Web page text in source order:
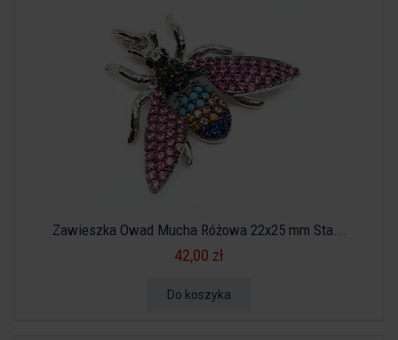
Zawieszka Owad Mucha Różowa 22x25 mm Sta...
42,00 zł
Do koszyka